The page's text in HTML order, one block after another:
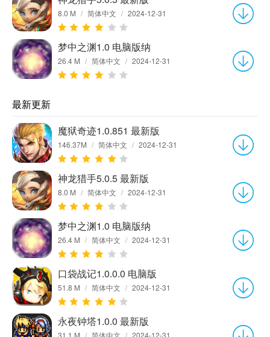
8.0 M / 简体中文 / 2024-12-31
梦中之渊1.0 电脑版纳
26.4 M / 简体中文 / 2024-12-31
最新更新
魔狱奇迹1.0.851 最新版
146.37M / 简体中文 / 2024-12-31
神龙猎手5.0.5 最新版
8.0 M / 简体中文 / 2024-12-31
梦中之渊1.0 电脑版纳
26.4 M / 简体中文 / 2024-12-31
口袋战记1.0.0.0 电脑版
51.8 M / 简体中文 / 2024-12-31
永夜钟塔1.0.0 最新版